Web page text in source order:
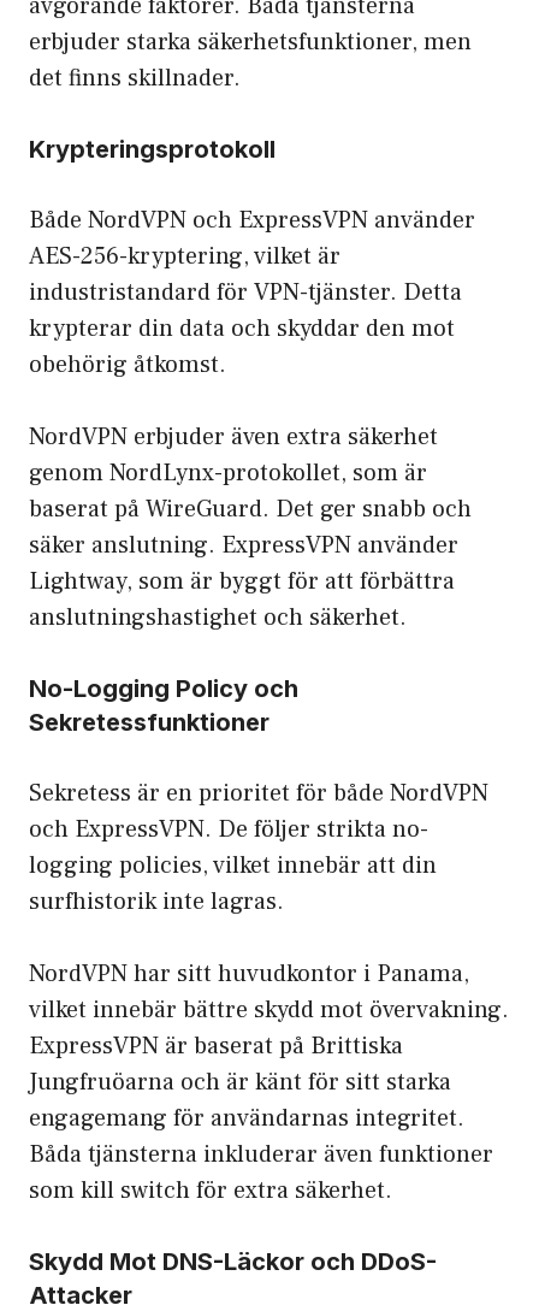
erbjuder starka säkerhetsfunktioner, men
det finns skillnader.
Krypteringsprotokoll
Både NordVPN och ExpressVPN använder
AES-256-kryptering, vilket är
industristandard för VPN-tjänster. Detta
krypterar din data och skyddar den mot
obehörig åtkomst.
NordVPN erbjuder även extra säkerhet
genom NordLynx-protokollet, som är
baserat på WireGuard. Det ger snabb och
säker anslutning. ExpressVPN använder
Lightway, som är byggt för att förbättra
anslutningshastighet och säkerhet.
No-Logging Policy och
Sekretessfunktioner
Sekretess är en prioritet för både NordVPN
och ExpressVPN. De följer strikta no-
logging policies, vilket innebär att din
surfhistorik inte lagras.
NordVPN har sitt huvudkontor i Panama,
vilket innebär bättre skydd mot övervakning.
ExpressVPN är baserat på Brittiska
Jungfruöarna och är känt för sitt starka
engagemang för användarnas integritet.
Båda tjänsterna inkluderar även funktioner
som kill switch för extra säkerhet.
Skydd Mot DNS-Läckor och DDoS-
Attacker